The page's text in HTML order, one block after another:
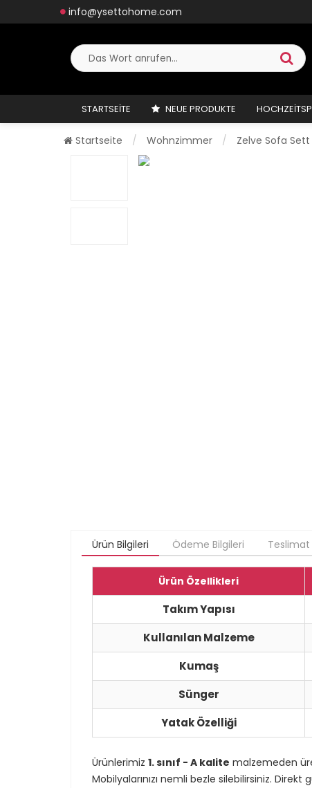
info@ysettohome.com
STARTSEITE NEUE PRODUKTE
Startseite Wohnzimmer Zelve Sofa Sett
Ürün Bilgileri Ödeme Bilgileri
Ürün Özellikleri
Takım Yapısı
Kullanılan Malzeme
Kumaş
Sünger
Yatak Özelliği
Ürünlerimiz 1. sınıf - A kalite malzemeden
Mobilyalarınızı nemli bezle silebilirsiniz. Direkt